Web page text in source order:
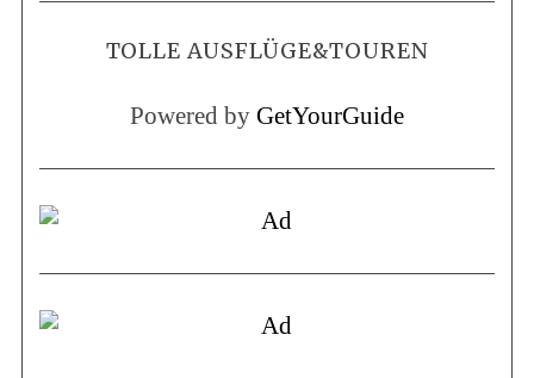
TOLLE AUSFLÜGE&TOUREN
Powered by GetYourGuide